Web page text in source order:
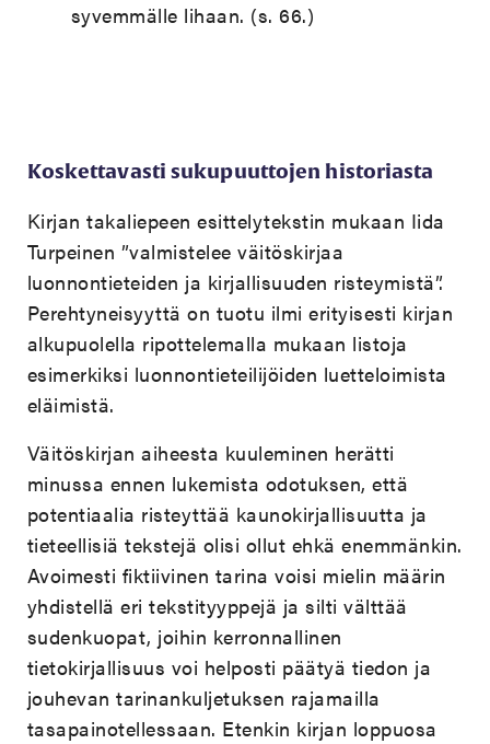
syvemmälle lihaan. (s. 66.)
Koskettavasti sukupuuttojen historiasta
Kirjan takaliepeen esittelytekstin mukaan Iida
Turpeinen ”valmistelee väitöskirjaa
luonnontieteiden ja kirjallisuuden risteymistä”.
Perehtyneisyyttä on tuotu ilmi erityisesti kirjan
alkupuolella ripottelemalla mukaan listoja
esimerkiksi luonnontieteilijöiden luetteloimista
eläimistä.
Väitöskirjan aiheesta kuuleminen herätti
minussa ennen lukemista odotuksen, että
potentiaalia risteyttää kaunokirjallisuutta ja
tieteellisiä tekstejä olisi ollut ehkä enemmänkin.
Avoimesti fiktiivinen tarina voisi mielin määrin
yhdistellä eri tekstityyppejä ja silti välttää
sudenkuopat, joihin kerronnallinen
tietokirjallisuus voi helposti päätyä tiedon ja
jouhevan tarinankuljetuksen rajamailla
tasapainotellessaan. Etenkin kirjan loppuosa